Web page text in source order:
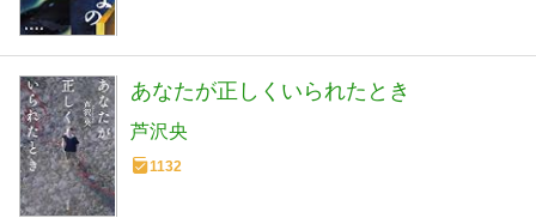
あなたが正しくいられたとき
芦沢央
1132